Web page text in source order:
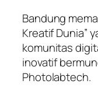
Bandung
Kreatif Dunia”
komunitas
inovatif
Photolabtech.